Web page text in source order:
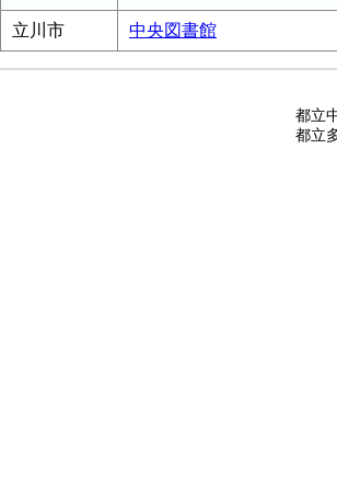
立川市 中央図書館
都立
都立